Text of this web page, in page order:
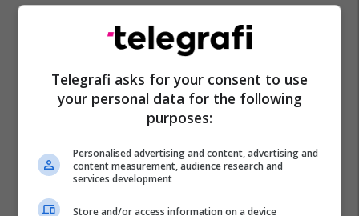
Telegrafi asks for your consent to use
your personal data for the following
purposes:
Personalised advertising and content, advertising and
content measurement, audience research and
services development
Store and/or access information on a device